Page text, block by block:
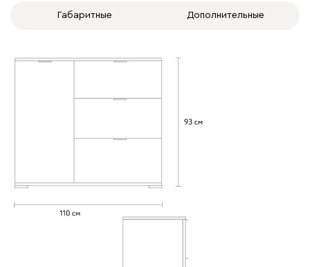
Габаритные Дополнительные